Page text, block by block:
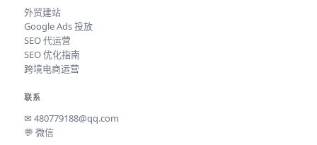
外贸建站
Google Ads 投放
SEO 代运营
SEO 优化指南
跨境电商运营
联系
✉480779188@qq.com
💬 微信